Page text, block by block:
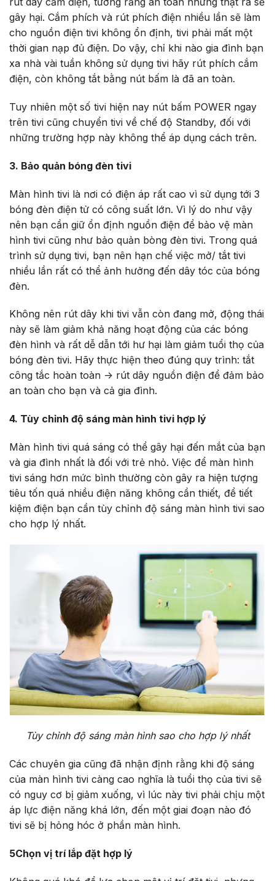
gây hại. Cắm phích và rút phích điện nhiều lần sẽ làm
cho nguồn điện tivi không ổn định, tivi phải mất một
thời gian nạp đủ điện. Do vậy, chỉ khi nào gia đình bạn
xa nhà vài tuần không sử dụng tivi hãy rút phích cắm
điện, còn không tắt bằng nút bấm là đã an toàn.
Tuy nhiên một số tivi hiện nay nút bấm POWER ngay
trên tivi cũng chuyển tivi về chế độ Standby, đối với
những trường hợp này không thể áp dụng cách trên.
3. Bảo quản bóng đèn tivi
Màn hình tivi là nơi có điện áp rất cao vì sử dụng tới 3
bóng đèn điện tử có công suất lớn. Vì lý do như vậy
nên bạn cần giữ ổn định nguồn điện để bảo vệ màn
hình tivi cũng như bảo quản bòng đèn tivi. Trong quá
trình sử dụng tivi, bạn nên hạn chế việc mở/ tắt tivi
nhiều lần rất có thể ảnh hưởng đến dây tóc của bóng
đèn.
Không nên rút dây khi tivi vẫn còn đang mở, động thái
này sẽ làm giảm khả năng hoạt động của các bóng
đèn hình và rất dễ dẫn tới hư hại làm giảm tuổi thọ của
bóng đèn tivi. Hãy thực hiện theo đúng quy trình: tắt
công tắc hoàn toàn -> rút dây nguồn điện để đảm bảo
an toàn cho bạn và cả gia đình.
4. Tùy chỉnh độ sáng màn hình tivi hợp lý
Màn hình tivi quá sáng có thể gây hại đến mắt của bạn
và gia đình nhất là đối với trẻ nhỏ. Việc để màn hình
tivi sáng hơn mức bình thường còn gây ra hiện tượng
tiêu tốn quá nhiều điện năng không cần thiết, để tiết
kiệm điện bạn cần tùy chỉnh độ sáng màn hình tivi sao
cho hợp lý nhất.
Tùy chỉnh độ sáng màn hình sao cho hợp lý nhất
Các chuyên gia cũng đã nhận định rằng khi độ sáng
của màn hình tivi càng cao nghĩa là tuổi thọ của tivi sẽ
có nguy cơ bị giảm xuống, vì lúc này tivi phải chịu một
áp lực điện năng khá lớn, đến một giai đoạn nào đó
tivi sẽ bị hỏng hóc ở phần màn hình.
5Chọn vị trí lắp đặt hợp lý